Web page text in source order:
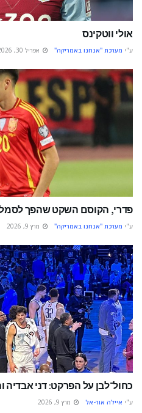
אולי ווטקינס
ע"י מערכת "אנחנו באמריקה" אפריל 30, 2026
פדרי, הקוסם השקט שהפך
ע"י מערכת "אנחנו באמריקה" מרץ 9, 2026
כחול־לבן על הפרקט: דני
ע"י איילה אור-אל מרץ 9, 2026